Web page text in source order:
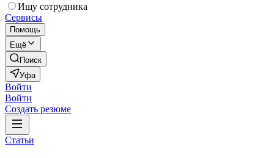
Ищу сотрудника
Сервисы
Помощь
Ещё
Поиск
Уфа
Войти
Войти
Создать резюме
Статьи